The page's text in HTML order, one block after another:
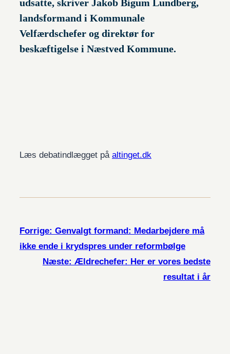
udsatte, skriver Jakob Bigum Lundberg,
landsformand i Kommunale
Velfærdschefer og direktør for
beskæftigelse i Næstved Kommune.
Læs debatindlægget på altinget.dk
Forrige: Genvalgt formand: Medarbejdere må
ikke ende i krydspres under reformbølge
Næste: Ældrechefer: Her er vores bedste
resultat i år